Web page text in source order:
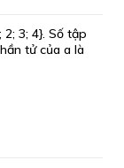
3; 4}. Số tập
tử của a là